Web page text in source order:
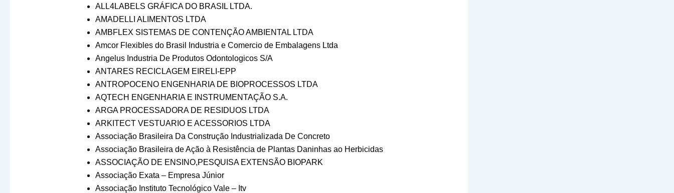
ALL4LABELS GRÁFICA DO BRASIL LTDA.
AMADELLI ALIMENTOS LTDA
AMBFLEX SISTEMAS DE CONTENÇÃO AMBIENTAL LTDA
Amcor Flexibles do Brasil Industria e Comercio de Embalagens Ltda
Angelus Industria De Produtos Odontologicos S/A
ANTARES RECICLAGEM EIRELI-EPP
ANTROPOCENO ENGENHARIA DE BIOPROCESSOS LTDA
AQTECH ENGENHARIA E INSTRUMENTAÇÃO S.A.
ARGA PROCESSADORA DE RESIDUOS LTDA
ARKITECT VESTUARIO E ACESSORIOS LTDA
Associação Brasileira Da Construção Industrializada De Concreto
Associação Brasileira de Ação à Resistência de Plantas Daninhas ao Herbicidas
ASSOCIAÇÃO DE ENSINO,PESQUISA EXTENSÃO BIOPARK
Associação Exata – Empresa Júnior
Associação Instituto Tecnológico Vale – Itv